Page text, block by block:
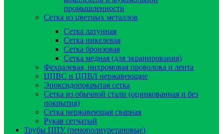
промышленности
Сетка из цветных металлов
Сетка латунная
Сетка никелевая
Сетка бронзовая
Сетка медная (для экранирования)
Фехралевая, нихромовая проволока и лента
ЦПВС и ЦПВЛ нержавеющие
Эпоксидопокрытая сетка
Сетка из обычной стали (оцинкованная и без
покрытия)
Сетка нержавеющая сварная
Рукав сетчатый
Трубы ППУ (пенополиуретановые)